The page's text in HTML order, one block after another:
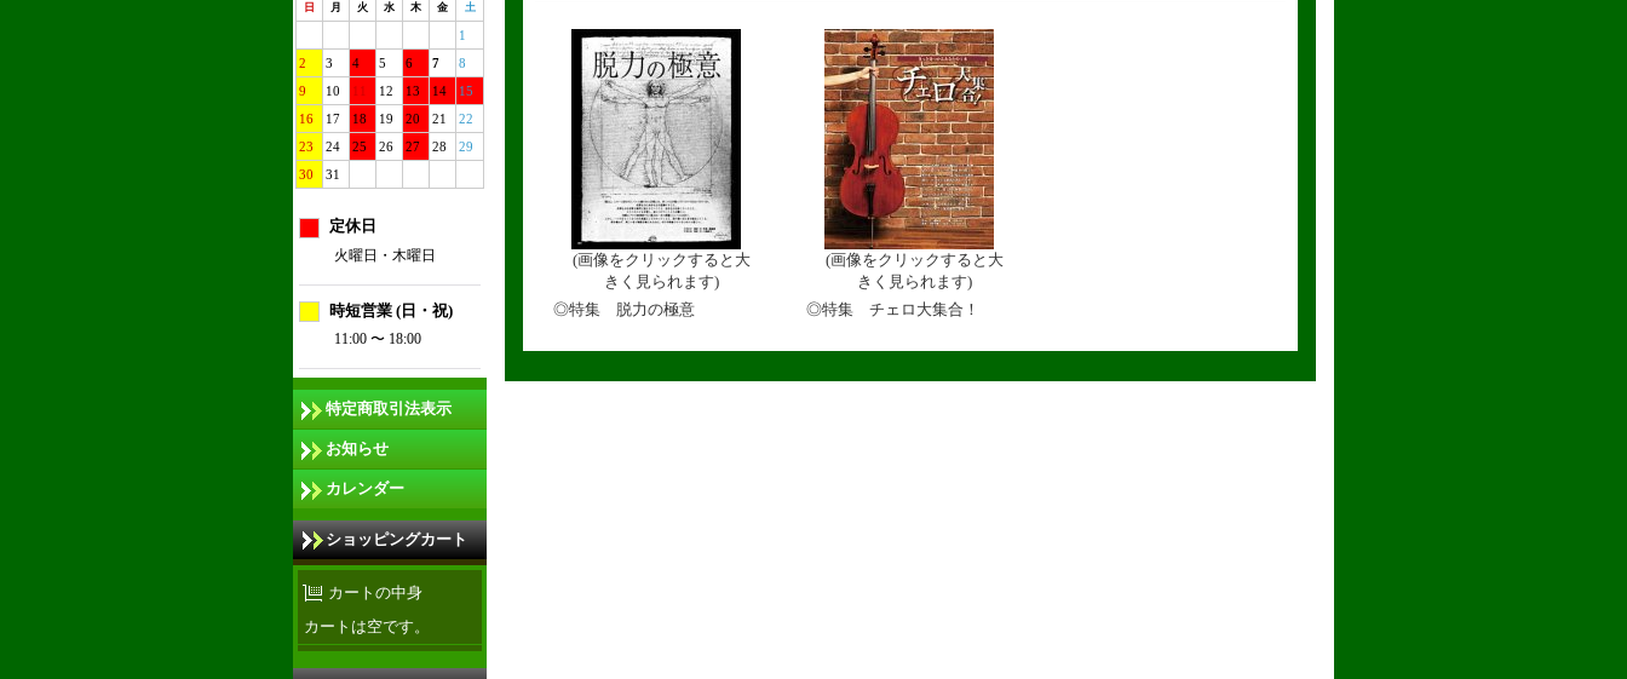
日 月 火 水 木 金 土
1
2
3 4 5 6 7
8
9
10 11 12 13 14
15
16
17 18 19 20 21
22
23
24 25 26 27 28
29
30
31
定休日
火曜日・木曜日
時短営業 (日・祝)
11:00 〜 18:00
特定商取引法表示
お知らせ
カレンダー
ショッピングカート
カートの中身
カートは空です。
(画像をクリックすると大
きく見られます)
◎特集 脱力の極意
(画像をクリックすると大
きく見られます)
◎特集 チェロ大集合！